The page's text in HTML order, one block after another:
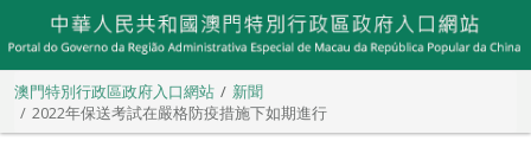
澳門特別行政區政府入口網站
新聞
2022年保送考試在嚴格防疫措施下如期進行